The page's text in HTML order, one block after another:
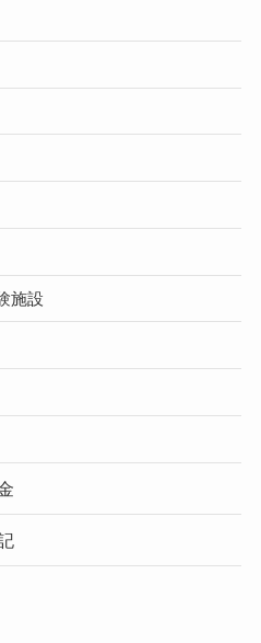
施設